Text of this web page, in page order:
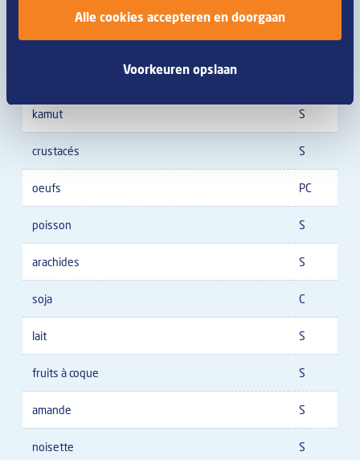
Alle cookies accepteren en doorgaan
Voorkeuren opslaan
avoine S
kamut S
crustacés S
oeufs PC
poisson S
arachides S
soja C
lait S
fruits à coque S
amande S
noisette S